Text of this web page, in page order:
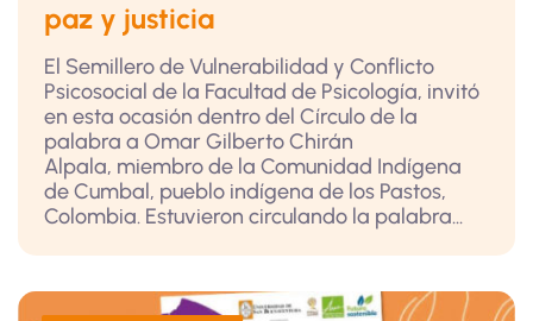
paz y justicia
El Semillero de Vulnerabilidad y Conflicto
Psicosocial de la Facultad de Psicología, invitó
en esta ocasión dentro del Círculo de la
palabra a Omar Gilberto Chirán
Alpala, miembro de la Comunidad Indígena
de Cumbal, pueblo indígena de los Pastos,
Colombia. Estuvieron circulando la palabra...